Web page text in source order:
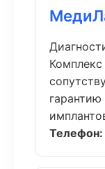
Комплекс
Телефон: